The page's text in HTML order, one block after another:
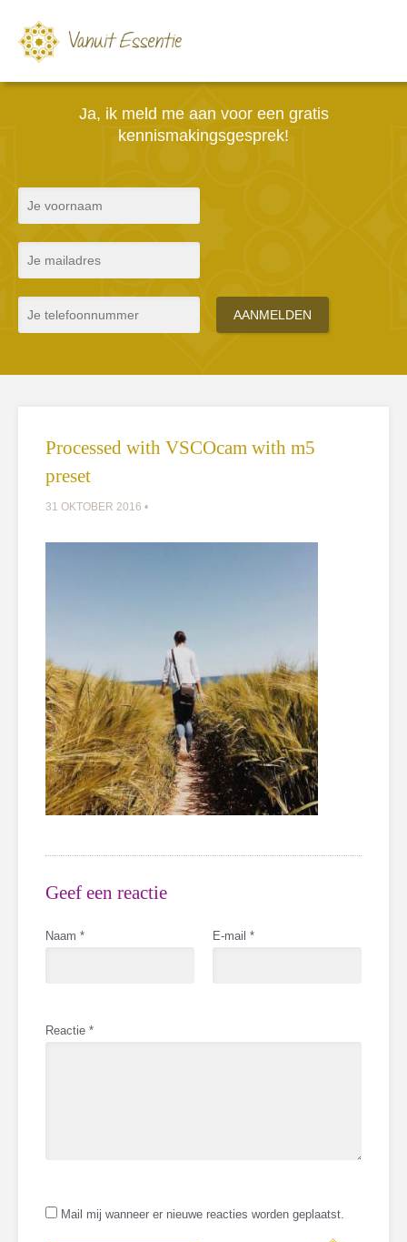
Ja, ik meld me aan voor een gratis
kennismakingsgesprek!
Processed with VSCOcam with m5
preset
31 OKTOBER 2016 •
Geef een reactie
Naam * E-mail *
Reactie *
Mail mij wanneer er nieuwe reacties worden geplaatst.